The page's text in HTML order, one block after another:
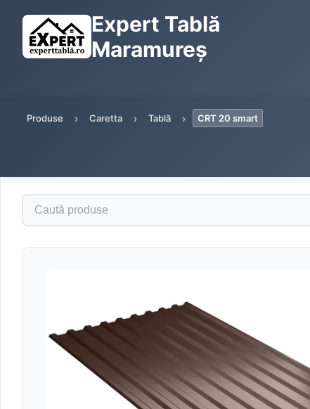
Expert Tablă
Maramureș
Produse Caretta Tablă CRT 20 smart
Caută produse